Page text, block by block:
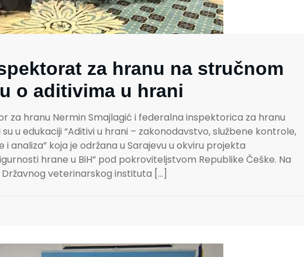
za hranu na stručnom
o aditivima u hrani
za hranu Nermin Smajlagić i federalna inspektorica za hranu
u edukaciji “Aditivi u hrani – zakonodavstvo, službene kontrole,
i analiza” koja je održana u Sarajevu u okviru projekta
hrane u BiH” pod pokroviteljstvom Republike Češke. Na
veterinarskog instituta […]